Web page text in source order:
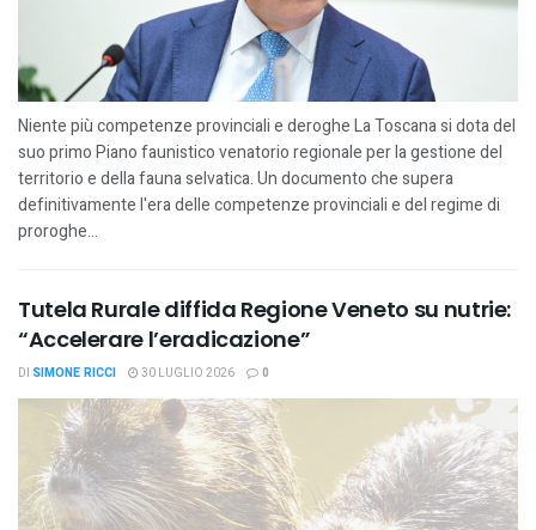
Niente più competenze provinciali e deroghe La Toscana si dota del
suo primo Piano faunistico venatorio regionale per la gestione del
territorio e della fauna selvatica. Un documento che supera
definitivamente l'era delle competenze provinciali e del regime di
proroghe...
Tutela Rurale diffida Regione Veneto su nutrie:
“Accelerare l’eradicazione”
DI SIMONE RICCI 30 LUGLIO 2026 0